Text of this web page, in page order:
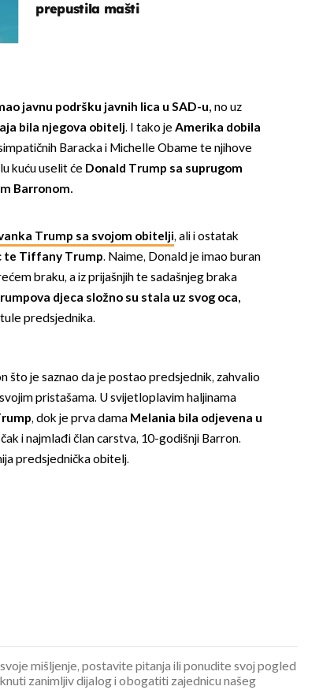
prepustila mašti
javnu podršku javnih lica u SAD-u, no uz
bila njegova obitelj. I tako je Amerika dobila
Baracka i Michelle Obame te njihove
kuću uselit će Donald Trump sa suprugom
Barronom.
Trump sa svojom obitelji, ali i ostatak
te Tiffany Trump. Naime, Donald je imao buran
braku, a iz prijašnjih te sadašnjeg braka
djeca složno su stala uz svog oca,
predsjednika.
što je saznao da je postao predsjednik, zahvalio
pristašama. U svijetloplavim haljinama
, dok je prva damaMelania bila odjevena u
i najmlađi član carstva, 10-godišnji Barron.
predsjednička obitelj.
mišljenje, postavite pitanja ili ponudite svoj pogled
zanimljiv dijalog i obogatiti zajednicu našeg
OMOGUĆI OBAVIJESTI